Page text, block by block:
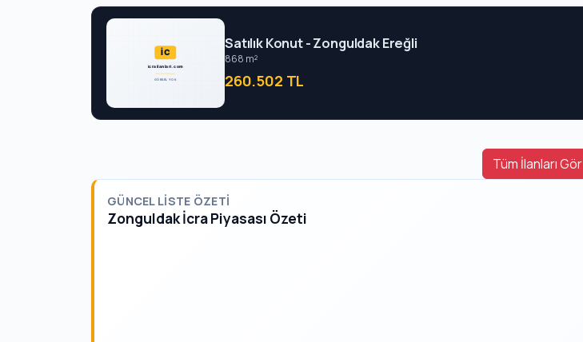
Satılık Konut - Zonguldak Ereğli
868 m²
260.502 TL
Tüm İlanları Gör
GÜNCEL LISTE ÖZETI
Zonguldak İcra Piyasası Özeti